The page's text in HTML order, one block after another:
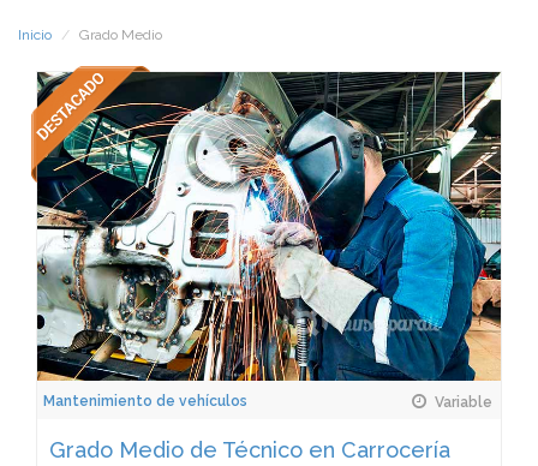
Inicio Grado Medio
Mantenimiento de vehículos Variable
Grado Medio de Técnico en Carrocería